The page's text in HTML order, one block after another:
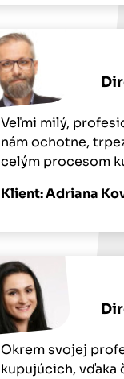
Veľmi milý,
nám ochotne,
celým procesom
Klient: Adriana
Okrem svojej
kupujúcich, vďaka